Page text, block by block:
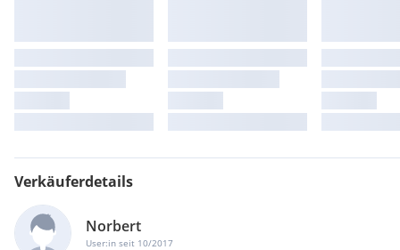
Verkäuferdetails
Norbert
User:in seit 10/2017